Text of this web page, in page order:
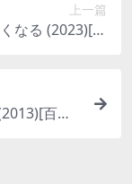
上一篇
なる (2023)[百
百度